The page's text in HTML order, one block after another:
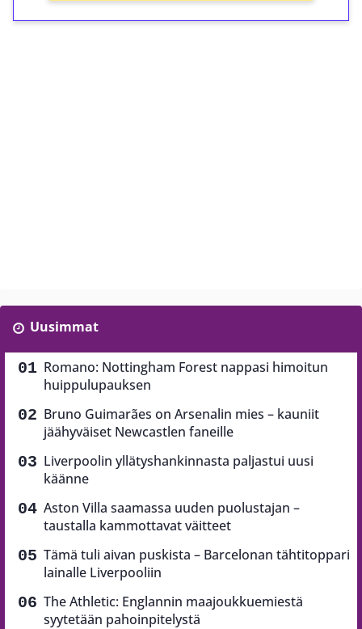
Uusimmat
Romano: Nottingham Forest nappasi himoitun
huippulupauksen
Bruno Guimarães on Arsenalin mies – kauniit
jäähyväiset Newcastlen faneille
Liverpoolin yllätyshankinnasta paljastui uusi
käänne
Aston Villa saamassa uuden puolustajan –
taustalla kammottavat väitteet
Tämä tuli aivan puskista – Barcelonan tähtitoppari
lainalle Liverpooliin
The Athletic: Englannin maajoukkuemiestä
syytetään pahoinpitelystä